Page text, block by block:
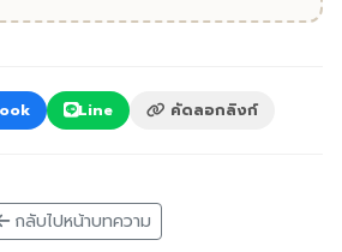
Line คัดลอกลิงก์
กลับไปหน้าบทความ